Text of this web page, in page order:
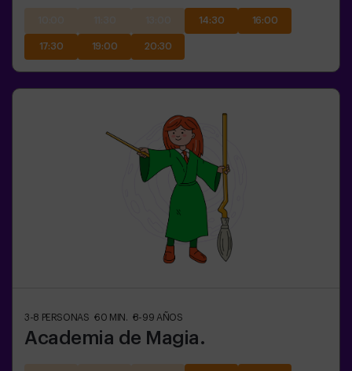
14:30 16:00
17:30 19:00 20:30
3-8 PERSONAS 60 MIN. 8-99 AÑOS
Academia de Magia.